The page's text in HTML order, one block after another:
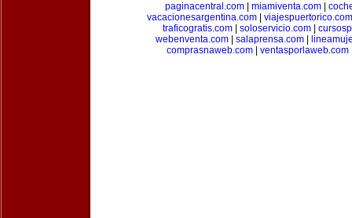
paginacentral.com| miamiventa.com|
vacacionesargentina.com
viajespuertorico.com
traficogratis.com| soloservicio.com|
webenventa.com
salaprensa.com
comprasnaweb.com
ventasporlaweb.com